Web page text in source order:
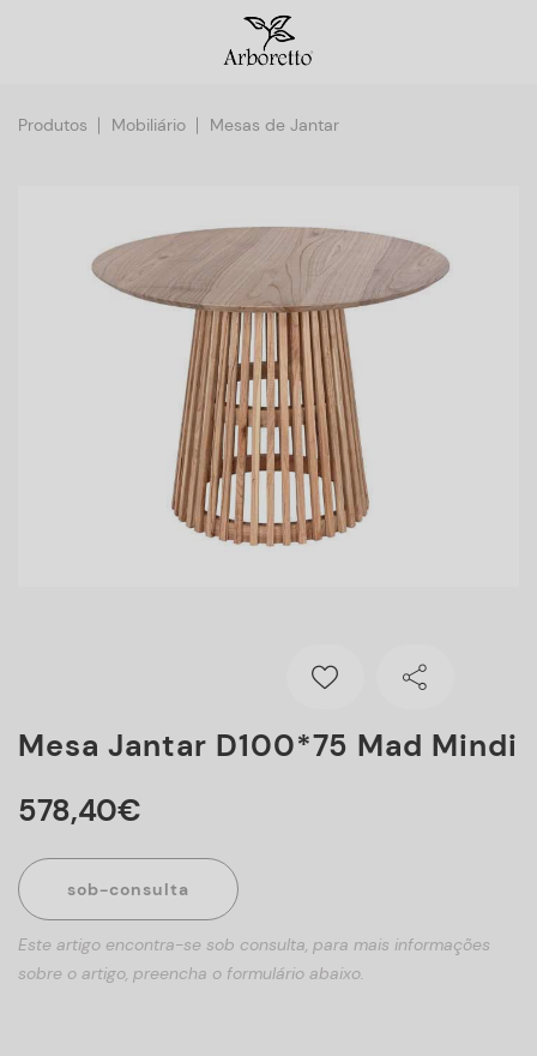
Produtos Mobiliário Mesas de Jantar
Mesa Jantar D100*75 Mad Mindi
578,40€
sob-consulta
Este artigo encontra-se sob consulta, para mais informações
sobre o artigo, preencha o formulário abaixo.